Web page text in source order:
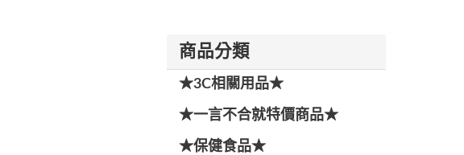
商品分類
★3C相關用品★
★一言不合就特價商品★
★保健食品★